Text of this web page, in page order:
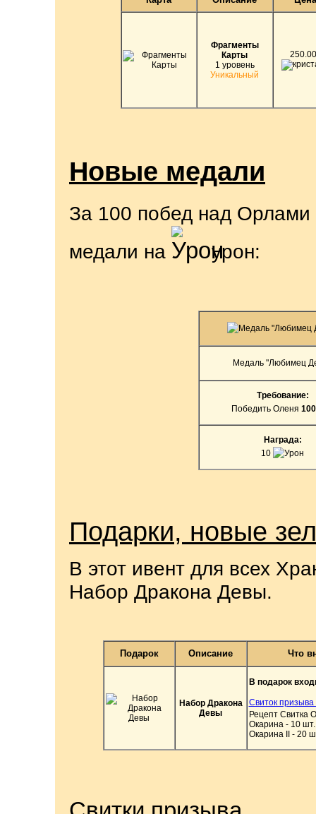
Фрагменты
Карты
1 уровень
Уникальный
Новые медали
За 100 побед над
медали на
урон:
Медаль "Любимец
Требование:
Победить Оленя 100
Награда:
10
Подарки, новые
В этот ивент для всех
Набор Дракона Девы.
Подарок Описание Что
Набор Дракона
Девы
В подарок
Свиток
Рецепт Свитка
Окарина - 10 шт.
Окарина II - 20